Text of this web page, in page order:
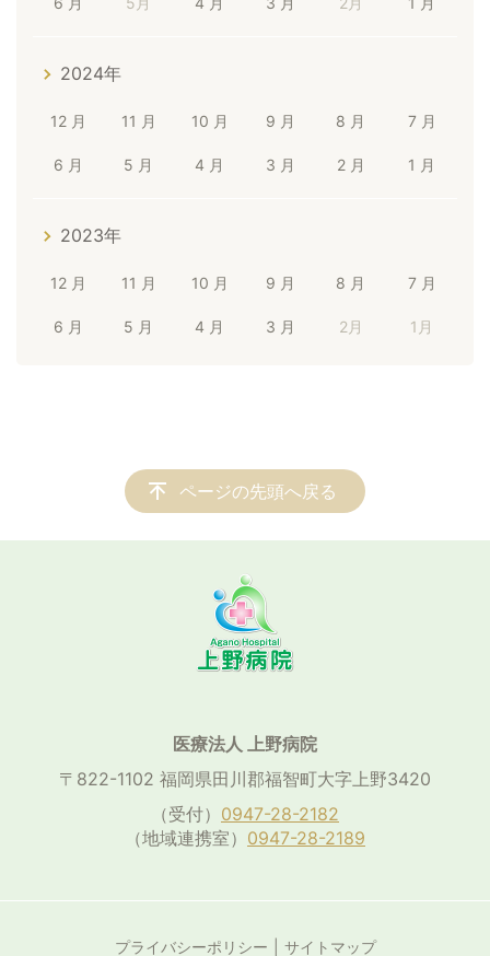
2024年
12 月 11 月 10 月 9 月 8 月 7 月
6 月 5 月 4 月 3 月 2 月 1 月
2023年
12 月 11 月 10 月 9 月 8 月 7 月
6 月 5 月 4 月 3 月 2月 1月
ページの先頭へ戻る
医療法人 上野病院
〒822-1102 福岡県田川郡福智町大字上野3420
（受付） 0947-28-2182
（地域連携室） 0947-28-2189
プライバシーポリシー サイトマップ